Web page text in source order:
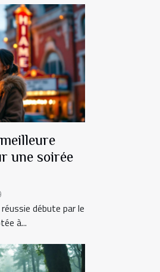
une soirée
débute par le
à...